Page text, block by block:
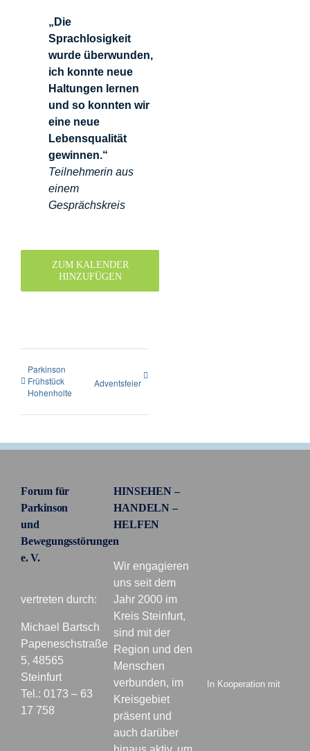
„Die
Sprachlosigkeit
wurde überwunden,
ich konnte neue
Haltungen lernen
und so konnten wir
eine neue
Lebensqualität
gewinnen.“
Teilnehmerin aus
einem
Gesprächskreis
ZUM KALENDER
HINZUFÜGEN
Parkinson
Frühstück
Hohenholte
Adventsfeier
Forum für
Parkinson
und
Bewegungsstörungen
e. V.
vertreten durch:
Michael Bartsch
Papeneschstraße
5, 48565
Steinfurt
Tel.: 0173 – 63
17 758
HINSEHEN –
HANDELN –
HELFEN
Wir engagieren
uns seit dem
Jahr 2000 im
Kreis Steinfurt,
sind mit der
Region und den
Menschen
verbunden, im
Kreisgebiet
präsent und
auch darüber
In Kooperation mit